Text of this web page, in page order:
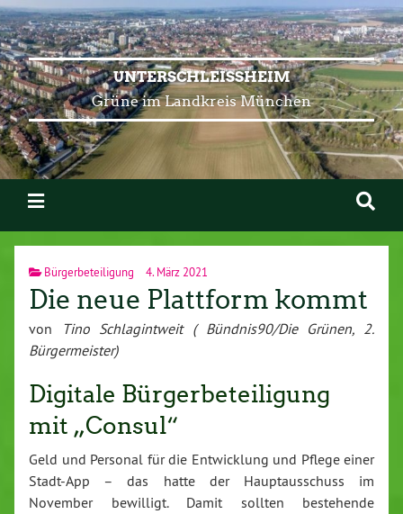
UNTERSCHLEISSHEIM
Grüne im Landkreis München
Bürgerbeteiligung 4. März 2021
Die neue Plattform kommt
von
Tino Schlagintweit ( Bündnis90/Die Grünen, 2.
Bürgermeister)
Digitale Bürgerbeteiligung
mit „Consul“
Geld und Personal für die Entwicklung und Pflege einer
Stadt-App – das hatte der Hauptausschuss im
November bewilligt. Damit sollten bestehende